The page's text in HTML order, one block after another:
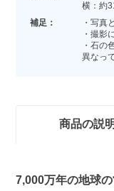
横：約
補足：
・写真
・撮影
・石の
異なっ
商品の説明
7,000万年の地球